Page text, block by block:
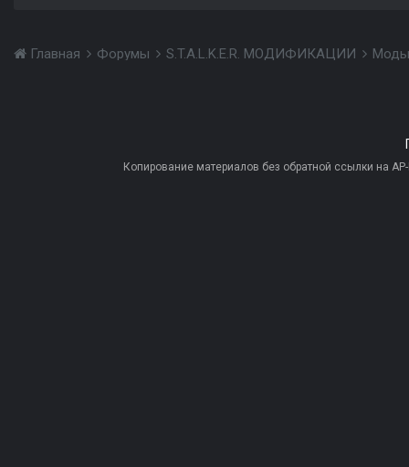
Главная Форумы S.T.A.L.K.E.R. МОДИФИКАЦИИ
Копирование материалов без обратной ссылки на